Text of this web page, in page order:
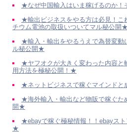
★なぜ中国輸入はいま稼げるのか
★輸出ビジネスをやる方は必見！こ
チウム電池の取扱いついてマル秘公開★
★輸入・輸出をやるうえで為替変動
ル秘公開★
★ヤフオクが大きく変わった内容と
用方法を極秘公開！★
★ネットビジネスで稼ぐマインド
★海外輸入・輸出など物販で稼ぐた
開★
★ebayで稼ぐ極秘情報！！ebayス
★